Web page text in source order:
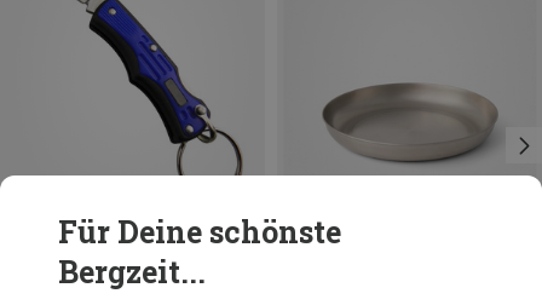
Du sparst 19%
Für Deine schönste
Bergzeit...